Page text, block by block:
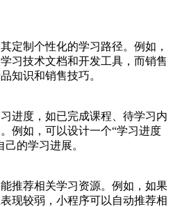
定制个性化的学习路径。例如，
习技术文档和开发工具，而销售
知识和销售技巧。
进度，如已完成课程、待学习内
例如，可以设计一个“学习进度
的学习进展。
推荐相关学习资源。例如，如果
现较弱，小程序可以自动推荐相